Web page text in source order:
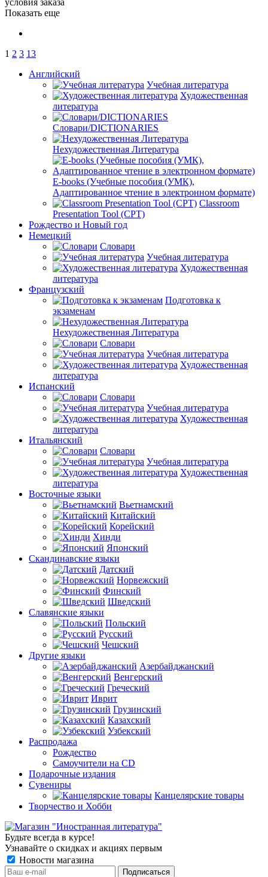
Показать еще
1 2 3 13
Английский
Учебная литература
Художественная
литература
Словари/DICTIONARIES
Нехудожественная Литература
E-books (Учебные пособия (УМК),
Адаптированное чтение в электронном формате)
Classroom
Presentation Tool (CPT)
Рождество и Новый год
Немецкий
Словари
Учебная литература
Художественная
литература
Французский
Подготовка к
экзаменам
Нехудожественная Литература
Словари
Учебная литература
Художественная
литература
Испанский
Словари
Учебная литература
Художественная
литература
Итальянский
Словари
Учебная литература
Художественная
литература
Восточные языки
Вьетнамский
Китайский
Корейский
Хинди
Японский
Скандинавские языки
Датский
Норвежский
Финский
Шведский
Славянские языки
Польский
Русский
Чешский
Другие языки
Азербайджанский
Венгерский
Греческий
Иврит
Грузинский
Казахский
Узбекский
Распродажа
Рождество
Самоучители на CD
Подарочные издания
Сувениры
Канцелярские товары
Творчество и Хобби
Будьте всегда в курсе!
Узнавайте о скидках и акциях первым
Новости магазина